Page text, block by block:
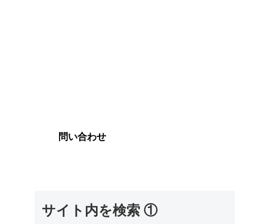
問い合わせ
サイト内を検索 ①